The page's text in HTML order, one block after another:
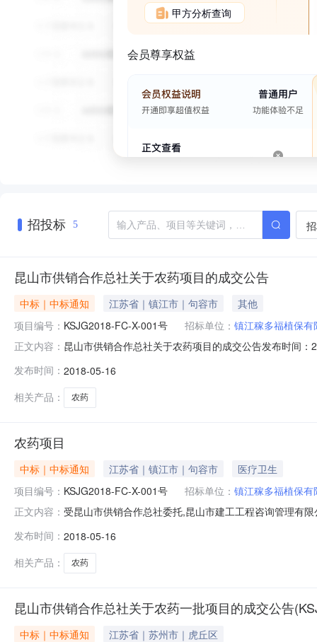
甲方分析查询
会员尊享权益
招投标 5
昆山市供销合作总社关于农药项目的成交公告
中标｜中标通知 江苏省｜镇江市｜句容市
其他
项目编号： KSJG2018-FC-X-001号 招标单位： 镇江稼多福植保有
正文内容： 昆山市供销合作总社关于农药项目的成交公告发布时间
编号：KSJG2018-FC-X-001号。该项目已于2018年5月
发布时间： 2018-05-16
相关产品：
农药
农药项目
中标｜中标通知 江苏省｜镇江市｜句容市
医疗卫生
项目编号： KSJG2018-FC-X-001号 招标单位： 镇江稼多福植保有
正文内容： 受昆山市供销合作总社委托,昆山市建工工程咨询管理有
粉剂（吉米佳）1.50元/包镇江稼多福植保有限公司
发布时间： 2018-05-16
相关产品：
农药
昆山市供销合作总社关于农药一批项目的成交公告
中标｜中标通知
江苏省｜苏州市｜虎丘区